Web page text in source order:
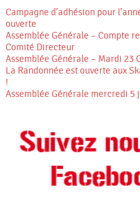
Campagne d’adhésion pour
ouverte
Assemblée Générale – Compte
Comité Directeur
Assemblée Générale – Mardi 23
La Randonnée est ouverte aux
!
Assemblée Générale mercredi 5